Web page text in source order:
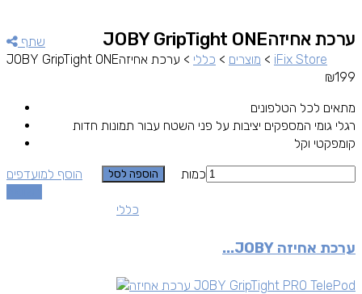
שתף
iFix Store
> מוצרים > כללי > ערכת אחיזהJOBY GripTight ONE
ערכת אחיזהJOBY GripTight ONE
₪199
מתאים לכל הטלפונים
רגלי גומי המספקים יציבות על פני השטח עבור תמונות חדות
קומפקטי וקל
כמות
הוספה לסל
הוסף למועדפים
כללי
ערכת אחיזה JOBY...